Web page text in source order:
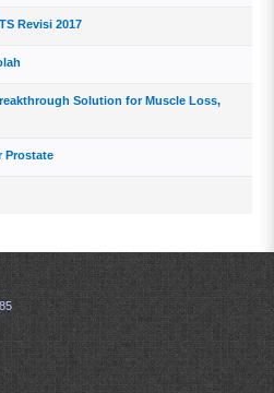
Revisi 2017
Solution for Muscle Loss,
Prostate